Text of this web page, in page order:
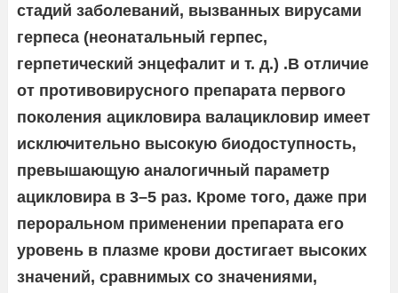
стадий заболеваний, вызванных вирусами
герпеса (неонатальный герпес,
герпетический энцефалит и т. д.) .В отличие
от противовирусного препарата первого
поколения ацикловира валацикловир имеет
исключительно высокую биодоступность,
превышающую аналогичный параметр
ацикловира в 3–5 раз. Кроме того, даже при
пероральном применении препарата его
уровень в плазме крови достигает высоких
значений, сравнимых со значениями,